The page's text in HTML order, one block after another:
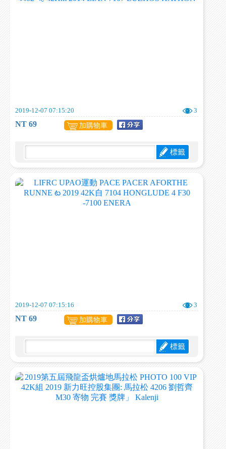
2019-12-07 07:15:20 3
NT 69 加購物車
標籤
2019-12-07 07:15:16 3
NT 69 加購物車
標籤